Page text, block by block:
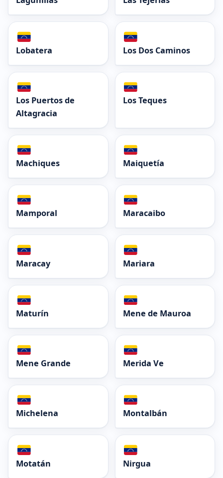
Lobatera Los Dos Caminos
Los Puertos de
Altagracia
Los Teques
Machiques Maiquetía
Mamporal Maracaibo
Maracay Mariara
Maturín Mene de Mauroa
Mene Grande Merida Ve
Michelena Montalbán
Motatán Nirgua